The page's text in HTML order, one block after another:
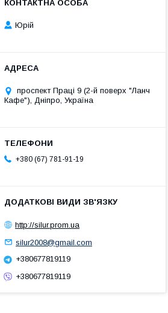
Юрій
проспект Праці 9 (2-й поверх "Ланч
Кафе"), Дніпро, Україна
+380 (67) 781-91-19
http://silur.prom.ua
silur2008@gmail.com
+380677819119
+380677819119